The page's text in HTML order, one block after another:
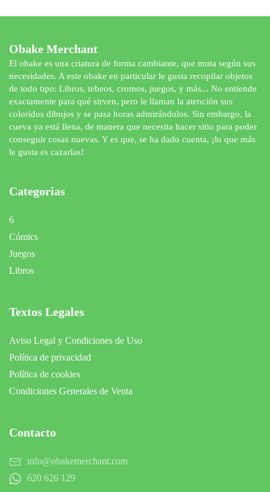
Obake Merchant
El obake es una criatura de forma cambiante, que muta según sus
necesidades. A este obake en particular le gusta recopilar objetos
de todo tipo: Libros, tebeos, cromos, juegos, y más... No entiende
exactamente para qué sirven, pero le llaman la atención sus
coloridos dibujos y se pasa horas admirándolos. Sin embargo, la
cueva ya está llena, de manera que necesita hacer sitio para poder
conseguir cosas nuevas. Y es que, se ha dado cuenta, ¡lo que más
le gusta es cazarlas!
Categorias
6
Cómics
Juegos
Libros
Textos Legales
Aviso Legal y Condiciones de Uso
Política de privacidad
Política de cookies
Condiciones Generales de Venta
Contacto
info@obakemerchant.com
620 626 129